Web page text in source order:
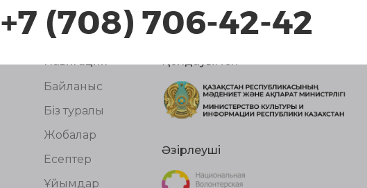
Навигация
Байланыс
Біз туралы
Жобалар
Есептер
Ұйымдар
Қолдауымен
Әзірлеуші
+7 (708) 706-42-42